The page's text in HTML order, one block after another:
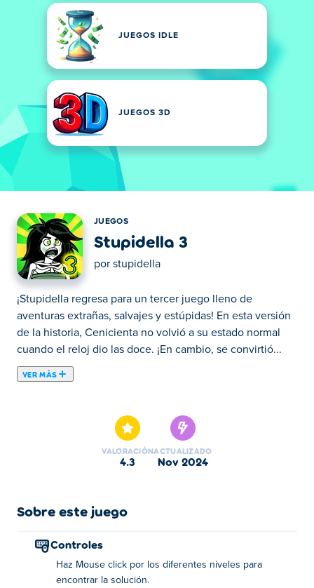
JUEGOS IDLE
JUEGOS 3D
JUEGOS
Stupidella 3
por stupidella
¡Stupidella regresa para un tercer juego lleno de
aventuras extrañas, salvajes y estúpidas! En esta versión
de la historia, Cenicienta no volvió a su estado normal
cuando el reloj dio las doce. ¡En cambio, se convirtió...
VER MÁS
de la historia, Cenicienta no volvió a su estado normal
cuando el reloj dio las doce. ¡En cambio, se convirtió en
Estúpida! Cortar el césped, posar para un cuadro famoso,
es tu ayuda para encontrar la solución adecuada, que no
quedas atascado en un nivel difícil, siempre puedes
pedir una pista útil que te ayude a encontrar la solución
adecuada. ¿Puedes ayudar a Stupidella de nuevo?
VALORACIÓN
4.3
ACTUALIZADO
nov 2024
Sobre este juego
Controles
Haz Mouse click por los diferentes niveles para
encontrar la solución.